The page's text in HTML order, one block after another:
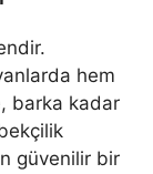
hem
barka kadar
güvenilir bir